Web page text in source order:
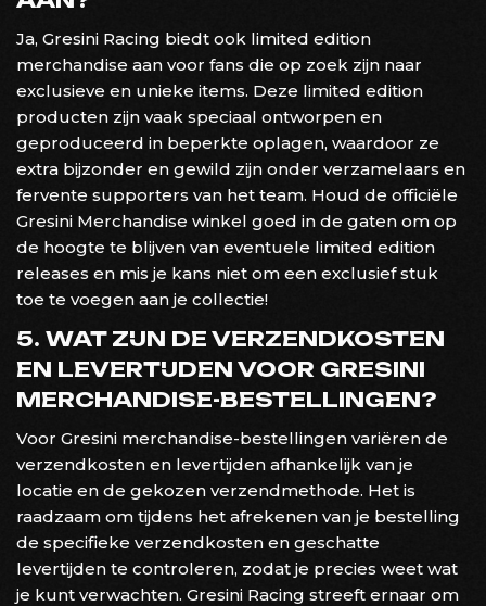
Ja, Gresini Racing biedt ook limited edition
merchandise aan voor fans die op zoek zijn naar
exclusieve en unieke items. Deze limited edition
producten zijn vaak speciaal ontworpen en
geproduceerd in beperkte oplagen, waardoor ze
extra bijzonder en gewild zijn onder verzamelaars en
fervente supporters van het team. Houd de officiële
Gresini Merchandise winkel goed in de gaten om op
de hoogte te blijven van eventuele limited edition
releases en mis je kans niet om een exclusief stuk
toe te voegen aan je collectie!
5. WAT ZIJN DE VERZENDKOSTEN
EN LEVERTIJDEN VOOR GRESINI
MERCHANDISE-BESTELLINGEN?
Voor Gresini merchandise-bestellingen variëren de
verzendkosten en levertijden afhankelijk van je
locatie en de gekozen verzendmethode. Het is
raadzaam om tijdens het afrekenen van je bestelling
de specifieke verzendkosten en geschatte
levertijden te controleren, zodat je precies weet wat
je kunt verwachten. Gresini Racing streeft ernaar om